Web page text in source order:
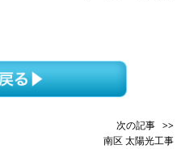
次の記事 >>
南区 太陽光工事